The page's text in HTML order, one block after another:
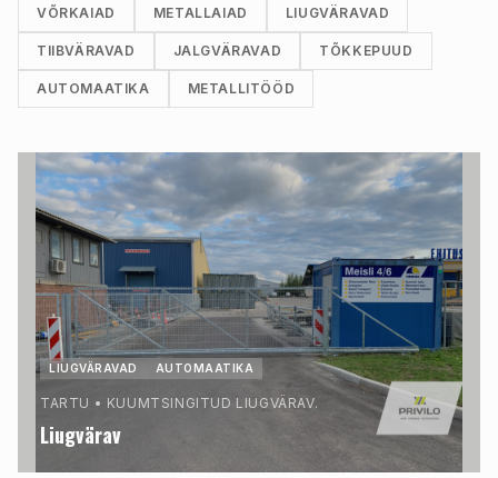
VÕRKAIAD METALLAIAD LIUGVÄRAVAD
TIIBVÄRAVAD JALGVÄRAVAD TÕKKEPUUD
AUTOMAATIKA METALLITÖÖD
LIUGVÄRAVAD AUTOMAATIKA
TARTU • KUUMTSINGITUD LIUGVÄRAV.
Liugvärav